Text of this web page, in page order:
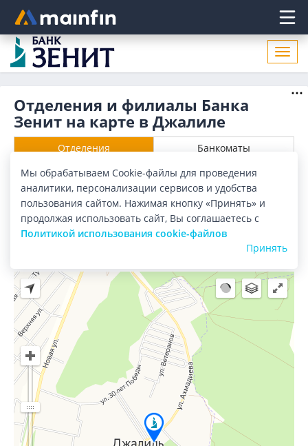
Главное меню
Отделения и филиалы Банка
Зенит на карте в Джалиле
Отделения Банкоматы
Все банки Карта Список
Город:Джалиль
Мы обрабатываем Cookie-файлы для проведения
аналитики, персонализации сервисов и удобства
пользования сайтом. Нажимая кнопку «Принять» и
продолжая использовать сайт, Вы соглашаетесь с
Политикой использования cookie-файлов
Принять